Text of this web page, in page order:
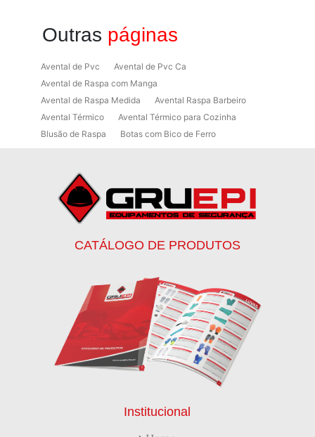
Outras páginas
Avental de Pvc
Avental de Pvc Ca
Avental de Raspa com Manga
Avental de Raspa Medida
Avental Raspa Barbeiro
Avental Térmico
Avental Térmico para Cozinha
Blusão de Raspa
Botas com Bico de Ferro
Botinas
Botinas Bico de Ferro
Botinas de Segurança
Botinas de Trabalho
Botinas EPI
Botinas Masculinas para Trabalho
Calçados de Segurança
Calçados de Segurança Epi
Capacete de Segurança Ca
Capacete de Segurança Classe b
Capacetes de Proteção
Capacetes de Proteção EPI
Capacetes de Segurança
Capacetes EPI
Capa de Chuva Pvc Amarela C/ Forro e Capuz
Capa de Chuva Pvc Preta C/ Forro e Capuz
CATÁLOGO DE PRODUTOS
Institucional